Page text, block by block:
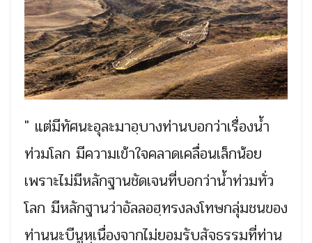
" แต่มีทัศนะอุละมาอฺบางท่านบอกว่าเรื่องน้ำ
ท่วมโลก มีความเข้าใจคลาดเคลื่อนเล็กน้อย
เพราะไม่มีหลักฐานชัดเจนที่บอกว่าน้ำท่วมทั่ว
โลก มีหลักฐานว่าอัลลอฮฺทรงลงโทษกลุ่มชนของ
ท่านนะบีนูหฺเนื่องจากไม่ยอมรับสัจธรรมที่ท่าน